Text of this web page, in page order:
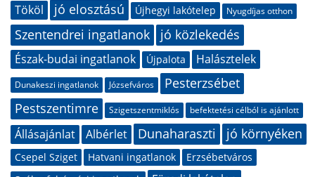
Tököl jó elosztású Újhegyi lakótelep Nyugdíjas otthon
Szentendrei ingatlanok jó közlekedés
Észak-budai ingatlanok Újpalota Halásztelek
Dunakeszi ingatlanok Józsefváros
Pesterzsébet
Pestszentimre
Szigetszentmiklós befektetési célból is ajánlott
Állásajánlat Albérlet Dunaharaszti jó környéken
Csepel Sziget Hatvani ingatlanok
Erzsébetváros